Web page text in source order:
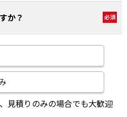
か？ 必須
見積りのみの場合でも大歓迎